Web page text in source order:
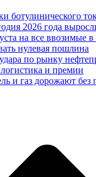
ботулинического
2026 года
на все ввозимые в
нулевая пошлина
по рынку
логистика и премии
и газ дорожают без